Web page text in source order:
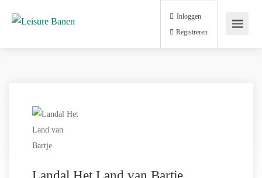
Inloggen
Registreren